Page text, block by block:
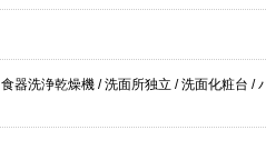
食器洗浄乾燥機 /洗面所独立 /洗面化粧台 /